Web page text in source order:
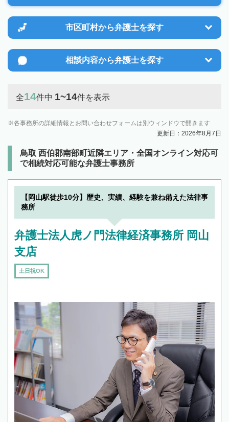
市区町村から弁護士を探す
相談内容から弁護士を探す
全14件中 1~14件を表示
各事務所の詳細情報とお問い合わせフォームは別ウィンドウで開きます
更新日：2026年8月7日
鳥取 西伯郡南部町近隣エリア・全国オンライン対応可
で相続対応可能な弁護士事務所
【岡山駅徒歩10分】歴史、実績、経験を兼ね備えた法律事
務所
弁護士法人虎ノ門法律経済事務所 岡山
支店
土日祝OK